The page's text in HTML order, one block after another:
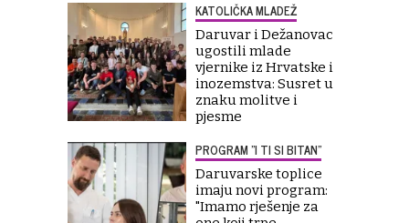
KATOLIČKA MLADEŽ
Daruvar i Dežanovac
ugostili mlade
vjernike iz Hrvatske i
inozemstva: Susret u
znaku molitve i
pjesme
PROGRAM "I TI SI BITAN"
Daruvarske toplice
imaju novi program:
"Imamo rješenje za